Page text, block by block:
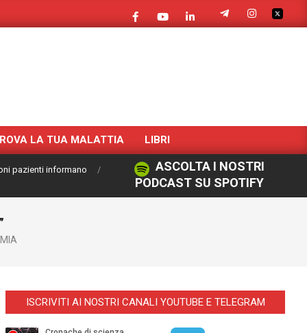
LA TUA MALATTIA LIBRI
pazienti informano
ASCOLTA I NOSTRI
PODCAST SU SPOTIFY
ISCRIVITI AI NOSTRI CANALI YOUTUBE E TELEGRAM